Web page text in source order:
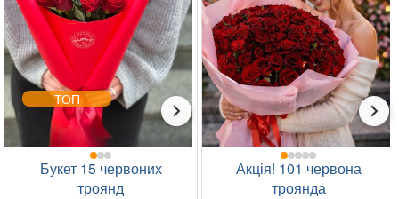
ТОП
Букет 15 червоних
троянд
Акція! 101 червона
троянда